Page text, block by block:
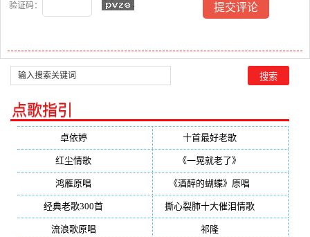
验证码：
点歌指引
卓依婷(350) 十首最好老歌(300)
红尘情歌 《一晃就老了》
鸿雁原唱 《酒醉的蝴蝶》原唱
经典老歌300首 撕心裂肺十大催泪情歌(195)
流浪歌原唱 祁隆(188)